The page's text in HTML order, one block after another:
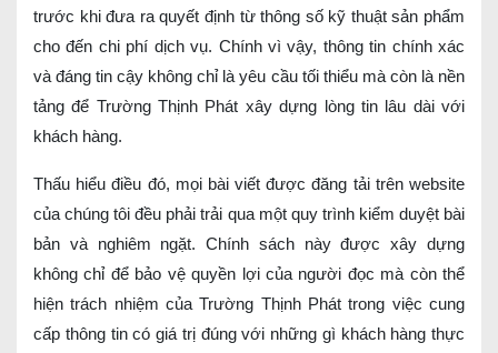
trước khi đưa ra quyết định từ thông số kỹ thuật sản phẩm
cho đến chi phí dịch vụ. Chính vì vậy, thông tin chính xác
và đáng tin cậy không chỉ là yêu cầu tối thiểu mà còn là nền
tảng để Trường Thịnh Phát xây dựng lòng tin lâu dài với
khách hàng.
Thấu hiểu điều đó, mọi bài viết được đăng tải trên website
của chúng tôi đều phải trải qua một quy trình kiểm duyệt bài
bản và nghiêm ngặt. Chính sách này được xây dựng
không chỉ để bảo vệ quyền lợi của người đọc mà còn thể
hiện trách nhiệm của Trường Thịnh Phát trong việc cung
cấp thông tin có giá trị đúng với những gì khách hàng thực